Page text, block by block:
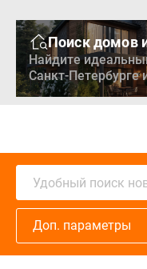
Поиск домов
Найдите
Санкт-Петербурге
Удобный поиск
Доп. параметры